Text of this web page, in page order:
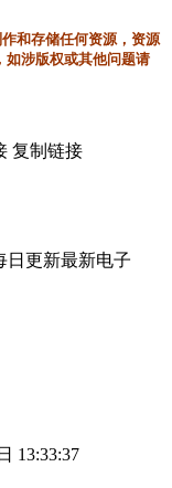
和存储任何资源，资源
如涉版权或其他问题请
复制链接
日更新最新电子
13:33:37